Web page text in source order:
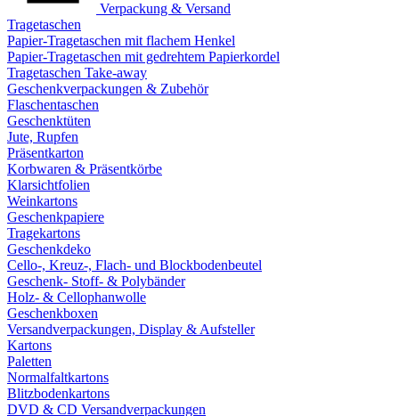
Verpackung & Versand
Tragetaschen
Papier-Tragetaschen mit flachem Henkel
Papier-Tragetaschen mit gedrehtem Papierkordel
Tragetaschen Take-away
Geschenkverpackungen & Zubehör
Flaschentaschen
Geschenktüten
Jute, Rupfen
Präsentkarton
Korbwaren & Präsentkörbe
Klarsichtfolien
Weinkartons
Geschenkpapiere
Tragekartons
Geschenkdeko
Cello-, Kreuz-, Flach- und Blockbodenbeutel
Geschenk- Stoff- & Polybänder
Holz- & Cellophanwolle
Geschenkboxen
Versandverpackungen, Display & Aufsteller
Kartons
Paletten
Normalfaltkartons
Blitzbodenkartons
DVD & CD Versandverpackungen